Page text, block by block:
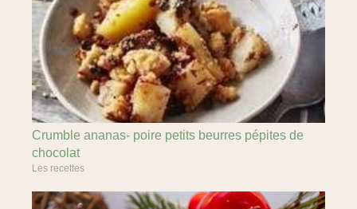
Crumble ananas- poire petits beurres pépites de
chocolat
Les recettes